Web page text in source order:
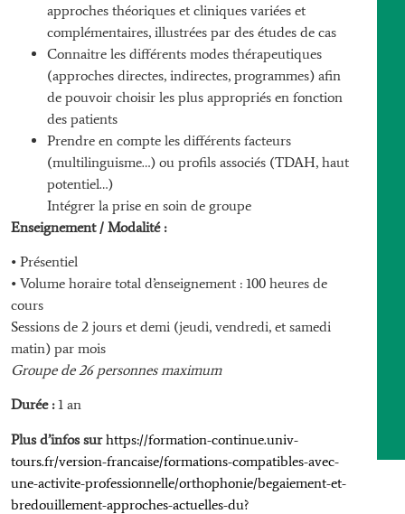
approches théoriques et cliniques variées et
complémentaires, illustrées par des études de cas
Connaitre les différents modes thérapeutiques
(approches directes, indirectes, programmes) afin
de pouvoir choisir les plus appropriés en fonction
des patients
Prendre en compte les différents facteurs
(multilinguisme…) ou profils associés (TDAH, haut
potentiel…)
Intégrer la prise en soin de groupe
Enseignement / Modalité :
• Présentiel
• Volume horaire total d’enseignement : 100 heures de
cours
Sessions de 2 jours et demi (jeudi, vendredi, et samedi
matin) par mois
Groupe de 26 personnes maximum
Durée :1 an
Plus d’infos surhttps://formation-continue.univ-
tours.fr/version-francaise/formations-compatibles-avec-
une-activite-professionnelle/orthophonie/begaiement-et-
bredouillement-approches-actuelles-du?